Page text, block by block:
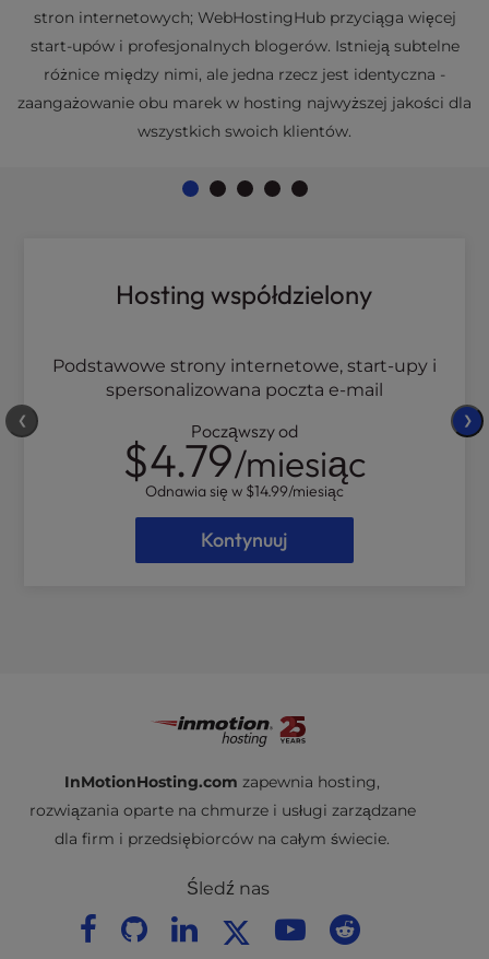
stron internetowych; WebHostingHub przyciąga więcej
start-upów i profesjonalnych blogerów. Istnieją subtelne
różnice między nimi, ale jedna rzecz jest identyczna -
zaangażowanie obu marek w hosting najwyższej jakości dla
wszystkich swoich klientów.
Hosting współdzielony
Podstawowe strony internetowe, start-upy i
spersonalizowana poczta e-mail
Począwszy od
$4.79/miesiąc
Odnawia się w $14.99/miesiąc
Kontynuuj
❮ ❯
InMotionHosting.com zapewnia hosting,
rozwiązania oparte na chmurze i usługi zarządzane
dla firm i przedsiębiorców na całym świecie.
Śledź nas